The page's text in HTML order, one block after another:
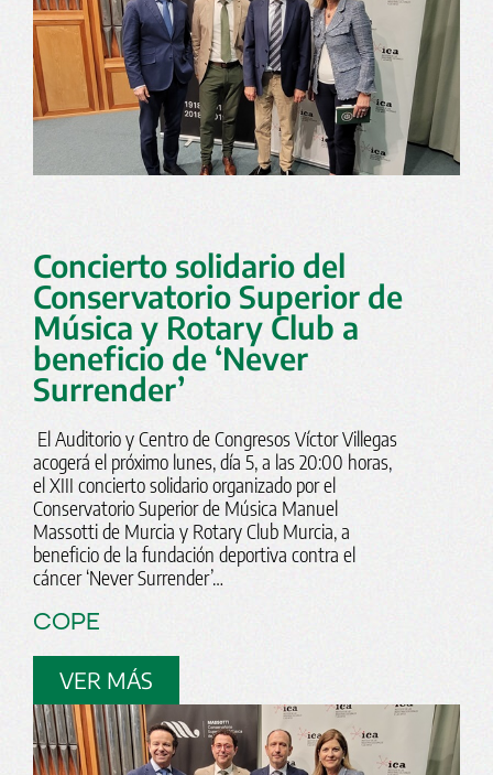
Concierto solidario del
Conservatorio Superior de
Música y Rotary Club a
beneficio de ‘Never
Surrender’
El Auditorio y Centro de Congresos Víctor Villegas
acogerá el próximo lunes, día 5, a las 20:00 horas,
el XIII concierto solidario organizado por el
Conservatorio Superior de Música Manuel
Massotti de Murcia y Rotary Club Murcia, a
beneficio de la fundación deportiva contra el
cáncer ‘Never Surrender’…
COPE
VER MÁS